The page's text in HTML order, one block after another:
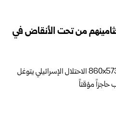
جثامينهم من تحت الأنقاض في